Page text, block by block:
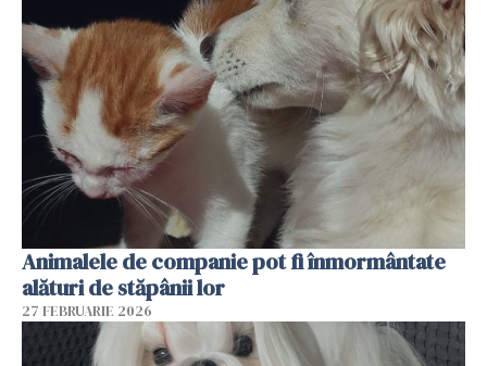
Animalele de companie pot fi înmormântate
alături de stăpânii lor
27 FEBRUARIE 2026